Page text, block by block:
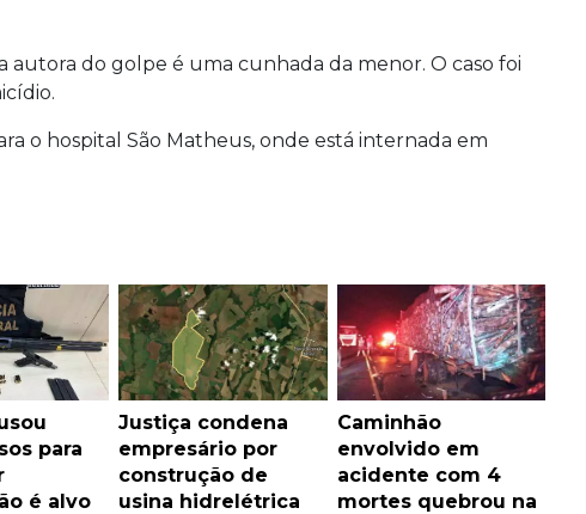
autora do golpe é uma cunhada da menor. O caso foi
o hospital São Matheus, onde está internada em
para
é alvo
Justiça condena
empresário por
construção de
usina hidrelétrica
Caminhão
envolvido em
acidente com 4
mortes quebrou na